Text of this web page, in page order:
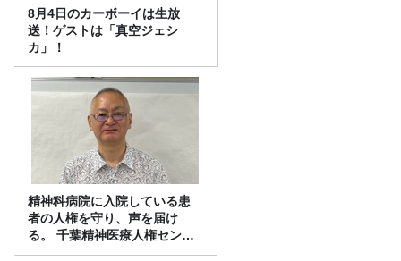
8月4日のカーボーイは生放
送！ゲストは「真空ジェシ
カ」！
精神科病院に入院している患
者の人権を守り、声を届け
る。 千葉精神医療人権センタ
ーの取り組み